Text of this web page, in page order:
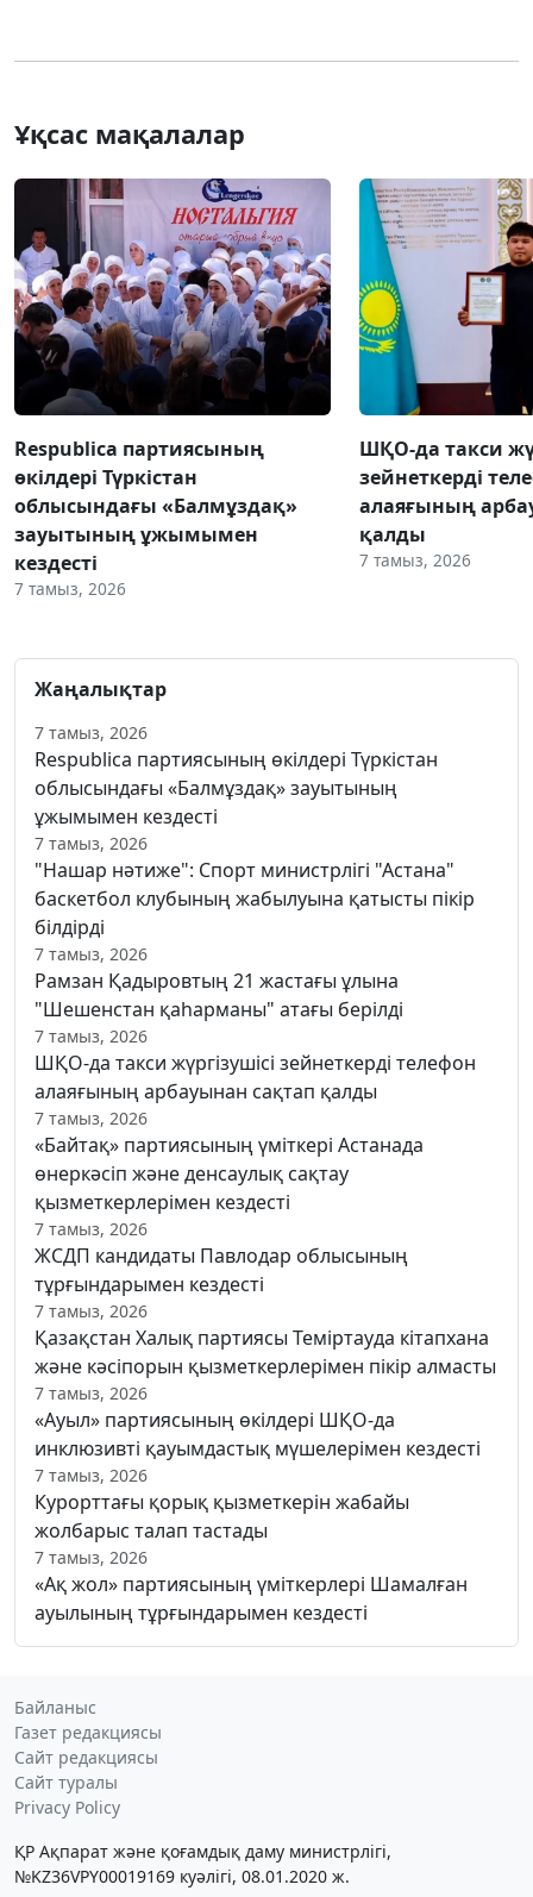
Ұқсас мақалалар
Respublica партиясының
өкілдері Түркістан
облысындағы «Балмұздақ»
зауытының ұжымымен
кездесті
7 тамыз, 2026
ШҚО-да такси
зейнеткерді
алаяғының
қалды
7 тамыз, 2026
Жаңалықтар
7 тамыз, 2026
Respublica партиясының өкілдері Түркістан
облысындағы «Балмұздақ» зауытының
ұжымымен кездесті
7 тамыз, 2026
"Нашар нәтиже": Спорт министрлігі "Астана"
баскетбол клубының жабылуына қатысты пікір
білдірді
7 тамыз, 2026
Рамзан Қадыровтың 21 жастағы ұлына
"Шешенстан қаһарманы" атағы берілді
7 тамыз, 2026
ШҚО-да такси жүргізушісі зейнеткерді телефон
алаяғының арбауынан сақтап қалды
7 тамыз, 2026
«Байтақ» партиясының үміткері Астанада
өнеркәсіп және денсаулық сақтау
қызметкерлерімен кездесті
7 тамыз, 2026
ЖСДП кандидаты Павлодар облысының
тұрғындарымен кездесті
7 тамыз, 2026
Қазақстан Халық партиясы Теміртауда кітапхана
және кәсіпорын қызметкерлерімен пікір алмасты
7 тамыз, 2026
«Ауыл» партиясының өкілдері ШҚО-да
инклюзивті қауымдастық мүшелерімен кездесті
7 тамыз, 2026
Курорттағы қорық қызметкерін жабайы
жолбарыс талап тастады
7 тамыз, 2026
«Ақ жол» партиясының үміткерлері Шамалған
ауылының тұрғындарымен кездесті
Байланыс
Газет редакциясы
Сайт редакциясы
Сайт туралы
Privacy Policy
ҚР Ақпарат және қоғамдық даму министрлігі,
№KZ36VPY00019169 куәлігі, 08.01.2020 ж.